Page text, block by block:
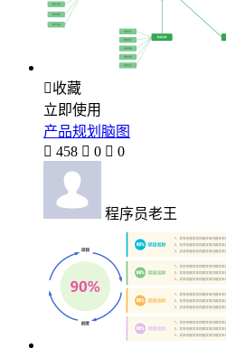
收藏
立即使用
产品规划脑图
 458  0  0
程序员老王